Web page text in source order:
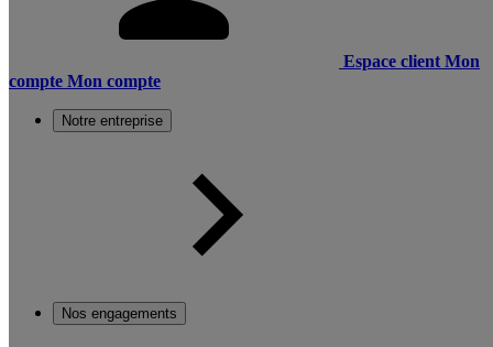
Espace client Mon
compte Mon compte
Notre entreprise
Nos engagements